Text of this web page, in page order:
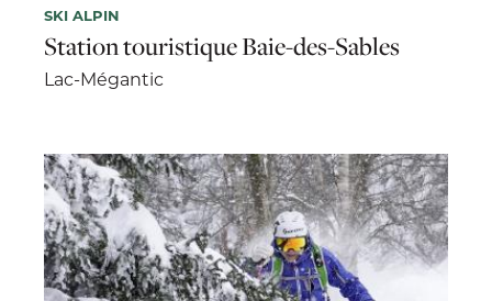
SKI ALPIN
Station touristique Baie-des-Sables
Lac-Mégantic